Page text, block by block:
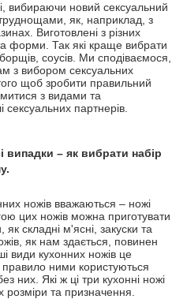
вибираючи новий сексуальний
як, наприклад, з
Виготовлені з різних
форми. Так які краще вибрати
соусів. Ми сподіваємося,
з вибором сексуальних
щоб зробити правильний
з видами та
партнерів.
випадки – як вибрати набір
ножів вважаються – ножі
цих ножів можна приготувати
як складні м'ясні, закуски та
як нам здається, повинен
види кухонних ножів це
ними користуються
них. Які ж ці три кухонні ножі
розміри та призначення.